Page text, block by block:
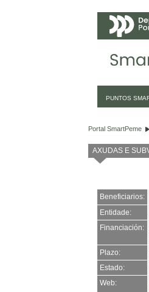
PUNTOS
Portal SmartPeme
AXUDAS E
Beneficiarios:
Entidade:
Financiación:
Plazo:
Estado:
Web: